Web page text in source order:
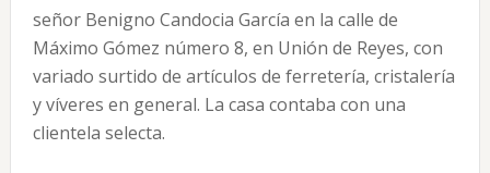
señor Benigno Candocia García en la calle de
Máximo Gómez número 8, en Unión de Reyes, con
variado surtido de artículos de ferretería, cristalería
y víveres en general. La casa contaba con una
clientela selecta.